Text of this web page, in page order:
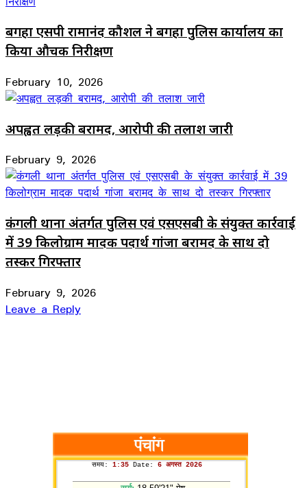
बगहा एसपी रामानंद कौशल ने बगहा पुलिस कार्यालय का
किया औचक निरीक्षण
February 10, 2026
अपह्वत लड़की बरामद, आरोपी की तलाश जारी
February 9, 2026
कंगली थाना अंतर्गत पुलिस एवं एसएसबी के संयुक्त कार्रवाई
में 39 किलोग्राम मादक पदार्थ गांजा बरामद के साथ दो
तस्कर गिरफ्तार
February 9, 2026
Leave a Reply